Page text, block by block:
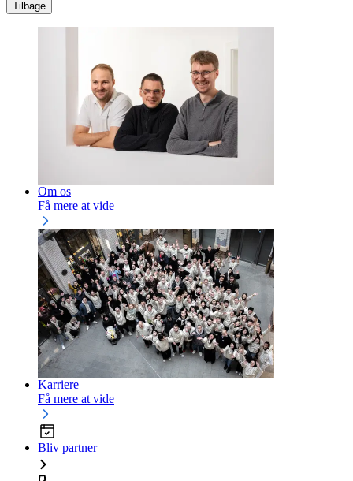
Tilbage
Om os
Få mere at vide
Karriere
Få mere at vide
Bliv partner